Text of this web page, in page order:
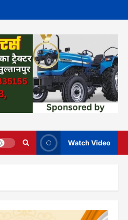
Watch Video